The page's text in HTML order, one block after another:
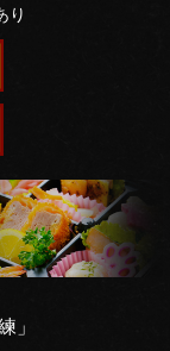
り
」